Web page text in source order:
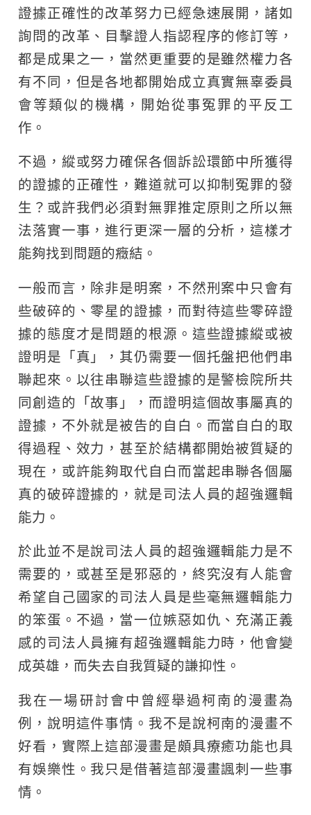
證據正確性的改革努力已經急速展開，諸如
詢問的改革、目擊證人指認程序的修訂等，
都是成果之一，當然更重要的是雖然權力各
有不同，但是各地都開始成立真實無辜委員
會等類似的機構，開始從事冤罪的平反工
作。
不過，縱或努力確保各個訴訟環節中所獲得
的證據的正確性，難道就可以抑制冤罪的發
生？或許我們必須對無罪推定原則之所以無
法落實一事，進行更深一層的分析，這樣才
能夠找到問題的癥結。
一般而言，除非是明案，不然刑案中只會有
些破碎的、零星的證據，而對待這些零碎證
據的態度才是問題的根源。這些證據縱或被
證明是「真」，其仍需要一個托盤把他們串
聯起來。以往串聯這些證據的是警檢院所共
同創造的「故事」，而證明這個故事屬真的
證據，不外就是被告的自白。而當自白的取
得過程、效力，甚至於結構都開始被質疑的
現在，或許能夠取代自白而當起串聯各個屬
真的破碎證據的，就是司法人員的超強邏輯
能力。
於此並不是說司法人員的超強邏輯能力是不
需要的，或甚至是邪惡的，終究沒有人能會
希望自己國家的司法人員是些毫無邏輯能力
的笨蛋。不過，當一位嫉惡如仇、充滿正義
感的司法人員擁有超強邏輯能力時，他會變
成英雄，而失去自我質疑的謙抑性。
我在一場研討會中曾經舉過柯南的漫畫為
例，說明這件事情。我不是說柯南的漫畫不
好看，實際上這部漫畫是頗具療癒功能也具
有娛樂性。我只是借著這部漫畫諷刺一些事
情。